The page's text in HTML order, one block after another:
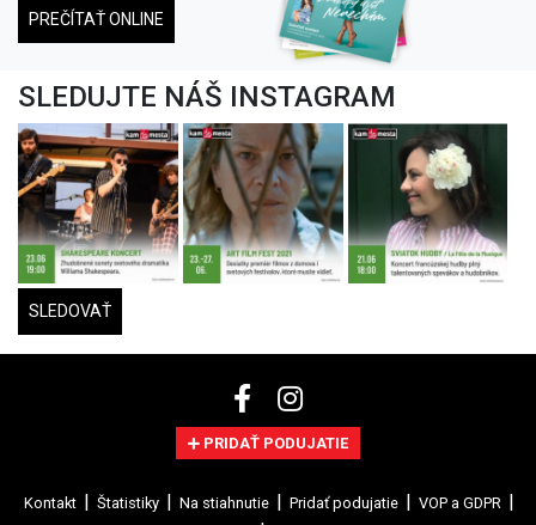
PREČÍTAŤ ONLINE
SLEDUJTE NÁŠ INSTAGRAM
SLEDOVAŤ
PRIDAŤ PODUJATIE
Kontakt Štatistiky Na stiahnutie Pridať podujatie
VOP a GDPR